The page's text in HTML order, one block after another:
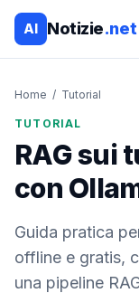
AI Notizie.net
Home / Tutorial
TUTORIAL
RAG sui
con
Guida pratica
offline e gratis,
una pipeline